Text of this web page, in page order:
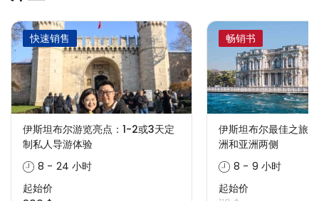
快速销售
伊斯坦布尔游览亮点：1-2或3天定
制私人导游体验
8 - 24 小时
起始价
畅销书
伊斯坦布尔最佳之旅
洲和亚洲两侧
8 - 9 小时
起始价